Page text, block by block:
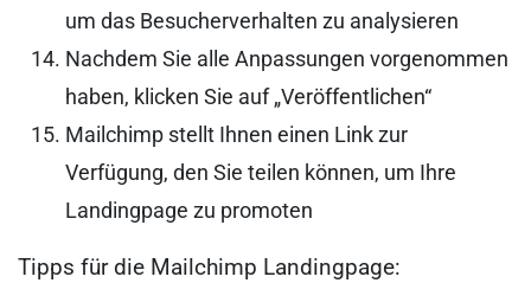
um das Besucherverhalten zu analysieren
Nachdem Sie alle Anpassungen vorgenommen
haben, klicken Sie auf „Veröffentlichen“
Mailchimp stellt Ihnen einen Link zur
Verfügung, den Sie teilen können, um Ihre
Landingpage zu promoten
Tipps für die Mailchimp Landingpage: